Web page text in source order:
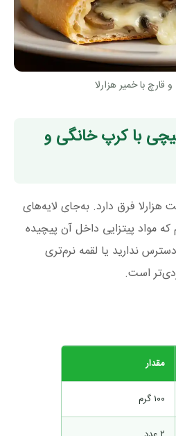
قارچ با خمیر هزارلا
با کرپ خانگی و
هزارلا فرق دارد. به‌جای لایه‌های
مواد پیتزایی داخل آن پیچیده
ندارید یا لقمه نرم‌تری
است.
مقدار
۱۰۰ گرم